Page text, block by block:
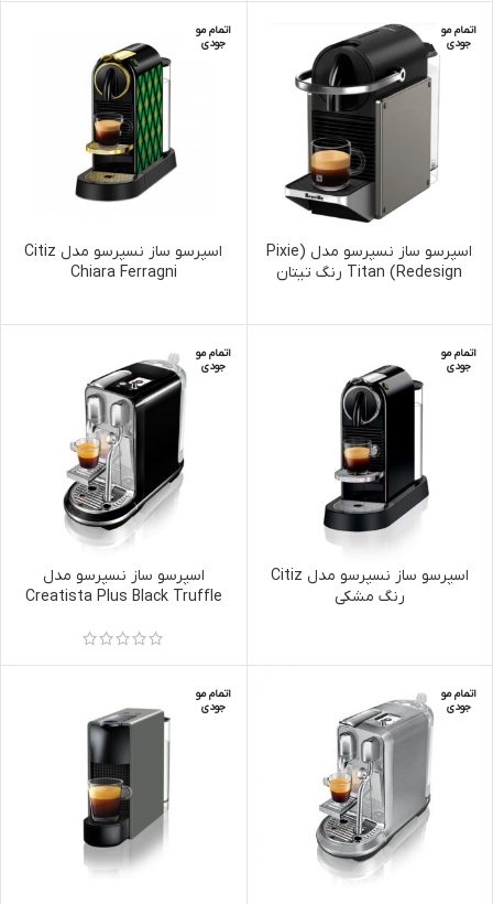
اتمام مو
جودی
اسپرسو ساز نسپرسو مدل (Pixie
Titan (Redesign رنگ تیتان
اتمام مو
جودی
اسپرسو ساز نسپرسو مدل Citiz
Chiara Ferragni
اتمام مو
جودی
اسپرسو ساز نسپرسو مدل Citiz
رنگ مشکی
اتمام مو
جودی
اسپرسو ساز نسپرسو مدل
Creatista Plus Black Truffle
اتمام مو
جودی
اتمام مو
جودی